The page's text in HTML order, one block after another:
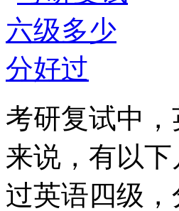
考研复试中
来说，有以
过英语四级